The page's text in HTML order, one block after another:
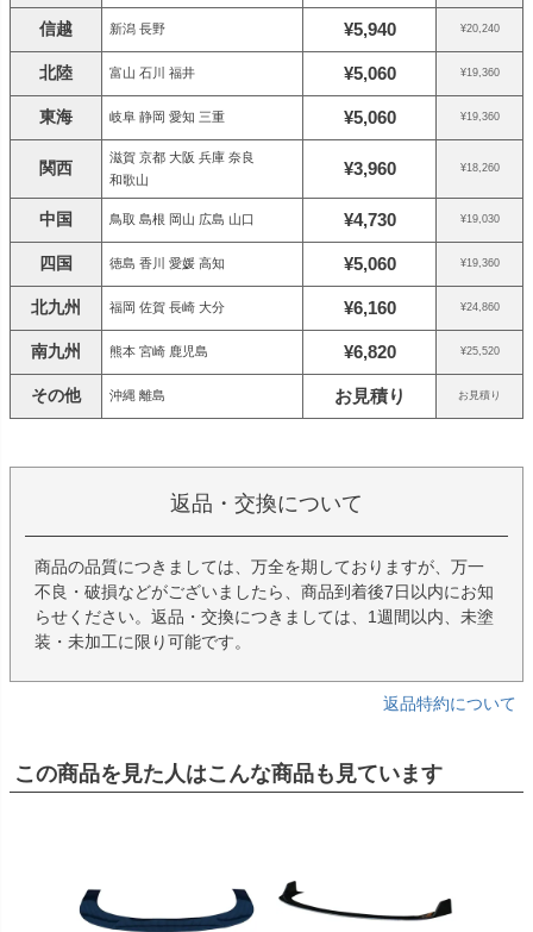
信越 新潟 長野 ¥5,940 ¥20,240
北陸 富山 石川 福井 ¥5,060 ¥19,360
東海 岐阜 静岡 愛知 三重 ¥5,060 ¥19,360
関西
滋賀 京都 大阪 兵庫 奈良
和歌山
¥3,960 ¥18,260
中国 鳥取 島根 岡山 広島 山口 ¥4,730 ¥19,030
四国 徳島 香川 愛媛 高知 ¥5,060 ¥19,360
北九州 福岡 佐賀 長崎 大分 ¥6,160 ¥24,860
南九州 熊本 宮崎 鹿児島 ¥6,820 ¥25,520
その他 沖縄 離島 お見積り お見積り
返品・交換について
商品の品質につきましては、万全を期しておりますが、万一
不良・破損などがございましたら、商品到着後7日以内にお知
らせください。返品・交換につきましては、1週間以内、未塗
装・未加工に限り可能です。
返品特約について
この商品を見た人はこんな商品も見ています